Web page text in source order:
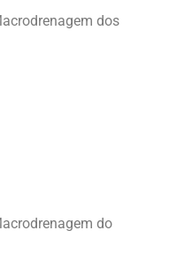
dos
do